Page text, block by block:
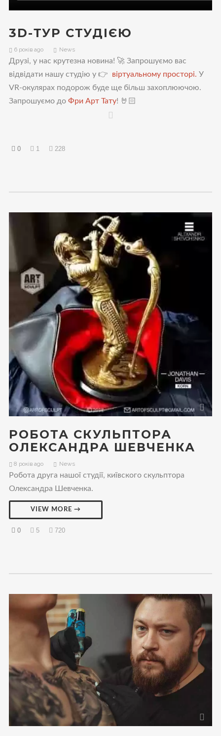
3D-ТУР СТУДІЄЮ
6 років ago News
Друзі, у нас крутезна новина! 🚀 Запрошуємо вас
відвідати нашу студію у 👉
віртуальному просторі. У
VR-окулярах подорож буде ще більш захоплюючою.
Запрошуємо до Фри Арт Тату! 🤘🏻
0 1 228
РОБОТА СКУЛЬПТОРА
ОЛЕКСАНДРА ШЕВЧЕНКА
8 років ago News
Робота друга нашої студії, київского скульптора
Олександра Шевченка.
VIEW MORE →
0 5 720